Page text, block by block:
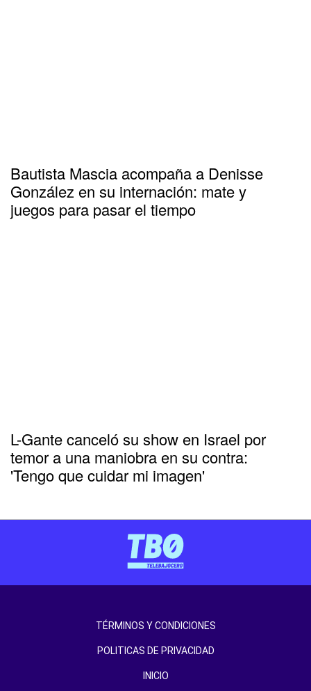
Bautista Mascia acompaña a Denisse
González en su internación: mate y
juegos para pasar el tiempo
L-Gante canceló su show en Israel por
temor a una maniobra en su contra:
'Tengo que cuidar mi imagen'
TÉRMINOS Y CONDICIONES
POLITICAS DE PRIVACIDAD
INICIO